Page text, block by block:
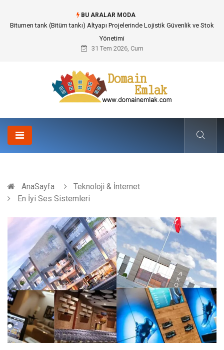
BU ARALAR MODA
Bitumen tank (Bitüm tankı) Altyapı Projelerinde Lojistik Güvenlik ve Stok
Yönetimi
31 Tem 2026, Cum
AnaSayfa
Teknoloji & İnternet
En İyi Ses Sistemleri